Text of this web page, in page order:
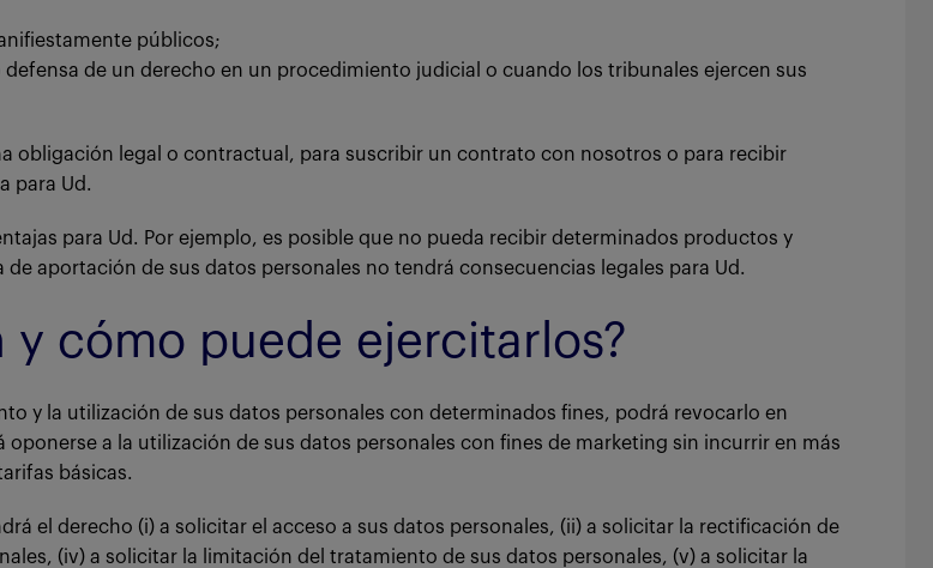
públicos;
de un derecho en un procedimiento judicial o cuando los tribunales ejercen sus
obligación legal o contractual, para suscribir un contrato con nosotros o para recibir
para Ud.
para Ud. Por ejemplo, es posible que no pueda recibir determinados productos y
aportación de sus datos personales no tendrá consecuencias legales para Ud.
y cómo puede ejercitarlos?
y la utilización de sus datos personales con determinados fines, podrá revocarlo en
a la utilización de sus datos personales con fines de marketing sin incurrir en más
básicas.
el derecho (i) a solicitar el acceso a sus datos personales, (ii) a solicitar la rectificación de
(iv) a solicitar la limitación del tratamiento de sus datos personales, (v) a solicitar la